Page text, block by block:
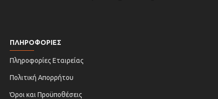
ΠΛΗΡΟΦΟΡΙΕΣ
Πληροφορίες Εταιρείας
Πολιτική Απορρήτου
Όροι και Προϋποθέσεις